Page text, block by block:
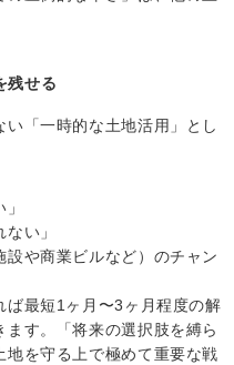
残せる
「一時的な土地活用」とし
い」
設や商業ビルなど）のチャン
ば最短1ヶ月〜3ヶ月程度の解
す。「将来の選択肢を縛ら
を守る上で極めて重要な戦